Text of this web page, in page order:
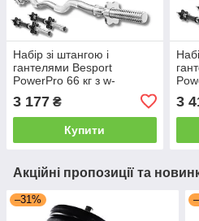
Набір зі штангою і
гантелями Besport
PowerPro 66 кг з w-
подібним грифом 120 см
протиударний
3 177 ₴
Купити
3
Акційні пропозиції та
–31%